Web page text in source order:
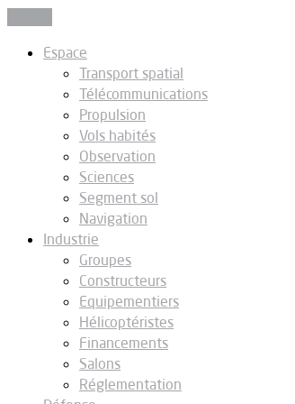
Espace
Transport spatial
Télécommunications
Propulsion
Vols habités
Observation
Sciences
Segment sol
Navigation
Industrie
Groupes
Constructeurs
Equipementiers
Hélicoptéristes
Financements
Salons
Réglementation